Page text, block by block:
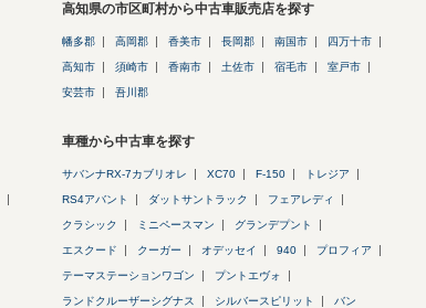
高知県の市区町村から中古車販売店を探す
幡多郡 高岡郡 香美市 長岡郡 南国市 四万十市
高知市 須崎市 香南市 土佐市 宿毛市 室戸市
安芸市 吾川郡
車種から中古車を探す
サバンナRX-7カブリオレ XC70 F-150 トレジア
RS4アバント ダットサントラック フェアレディ
クラシック ミニペースマン グランデプント
エスクード クーガー オデッセイ 940 プロフィア
テーマステーションワゴン プントエヴォ
ランドクルーザーシグナス シルバースピリット バン